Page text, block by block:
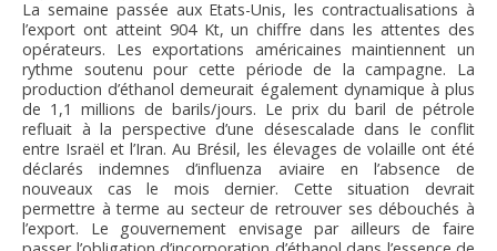
EMPLOI
La semaine passée aux Etats-Unis, les contractualisations à
l’export ont atteint 904 Kt, un chiffre dans les attentes des
opérateurs. Les exportations américaines maintiennent un
rythme soutenu pour cette période de la campagne. La
production d’éthanol demeurait également dynamique à plus
de 1,1 millions de barils/jours. Le prix du baril de pétrole
refluait à la perspective d’une désescalade dans le conflit
entre Israël et l’Iran. Au Brésil, les élevages de volaille ont été
déclarés indemnes d’influenza aviaire en l’absence de
nouveaux cas le mois dernier. Cette situation devrait
permettre à terme au secteur de retrouver ses débouchés à
l’export. Le gouvernement envisage par ailleurs de faire